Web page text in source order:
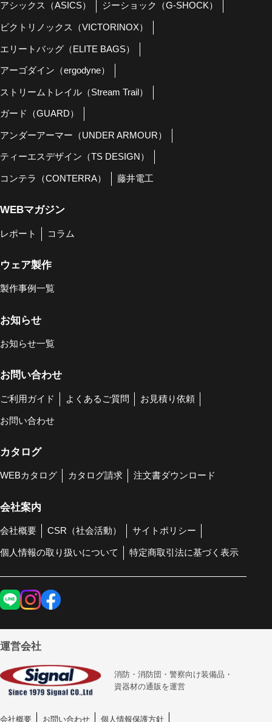
アシックス（ASICS） ジーショック（G-SHOCK）
ビクトリノックス（VICTORINOX）
エリートバッグ（ELITE BAGS）
アーゴダイン（ergodyne）
ストリームトレイル（Stream Trail）
ガード（GUARD）
アンダーアーマー（UNDER ARMOUR）
ティーエスデザイン（TS DESIGN）
コンテラ（CONTERRA） 藤井電工
WEBマガジン
レポート コラム
ウェア製作
製作事例一覧
お知らせ
お知らせ一覧
お問い合わせ
ご利用ガイド よくあるご質問 お見積り依頼
お問い合わせ
カタログ
WEBカタログ カタログ請求 注文書ダウンロード
会社案内
会社概要 CSR（社会活動） サイトポリシー
個人情報の取り扱いについて 特定商取引法に基づく表示
運営会社
消防・消防団・警察向け装備品・
資器材の通販を運営
会社概要 お問い合わせ 個人情報保護方針